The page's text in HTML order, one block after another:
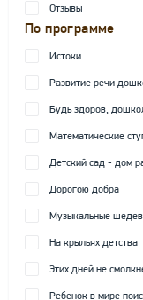
Отзывы
По программе
Истоки
Развитие речи
Будь здоров,
Математические
Детский сад - дом
Дорогою добра
Музыкальные
На крыльях детства
Этих дней не
Ребенок в мире